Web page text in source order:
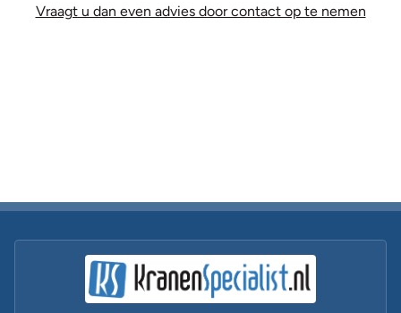
Vraagt u dan even advies door contact op te nemen